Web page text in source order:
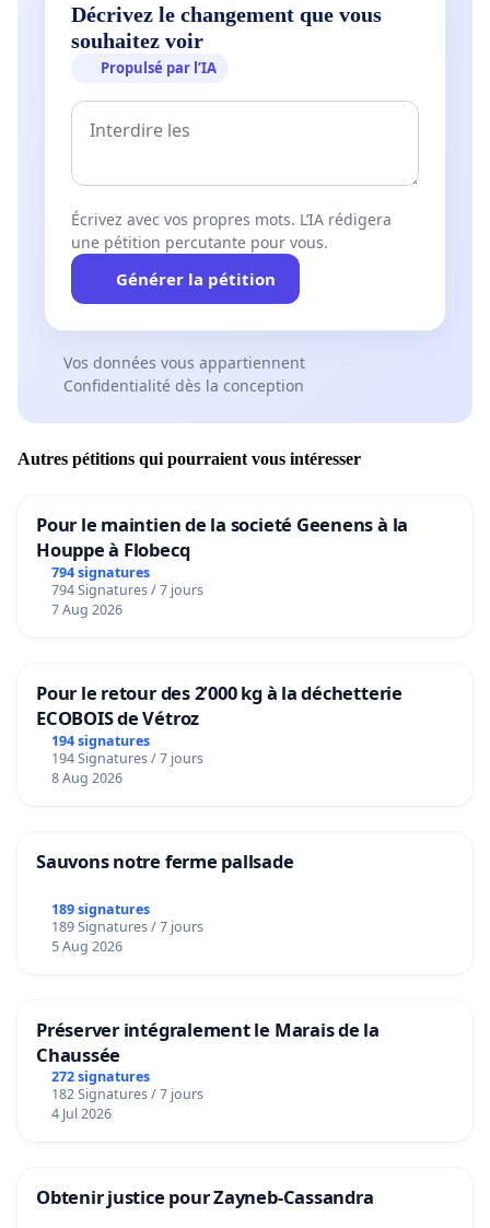
Décrivez le changement que vous
souhaitez voir
Propulsé par l’IA
Écrivez avec vos propres mots. L’IA rédigera
une pétition percutante pour vous.
Générer la pétition
Vos données vous appartiennent
Confidentialité dès la conception
Autres pétitions qui pourraient vous intéresser
Pour le maintien de la societé Geenens à la
Houppe à Flobecq
794 signatures
794 Signatures / 7 jours
7 Aug 2026
Pour le retour des 2’000 kg à la déchetterie
ECOBOIS de Vétroz
194 signatures
194 Signatures / 7 jours
8 Aug 2026
Sauvons notre ferme pallsade
189 signatures
189 Signatures / 7 jours
5 Aug 2026
Préserver intégralement le Marais de la
Chaussée
272 signatures
182 Signatures / 7 jours
4 Jul 2026
Obtenir justice pour Zayneb-Cassandra